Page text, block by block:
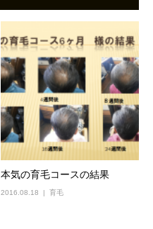
本気の育毛コースの結果
2016.08.18 育毛